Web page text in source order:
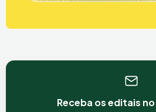
Receba os editais no